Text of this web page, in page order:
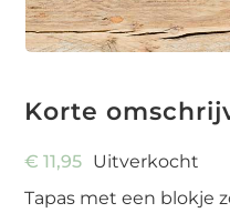
Korte
€ 11,95 Uitverkocht
Tapas met een blokje